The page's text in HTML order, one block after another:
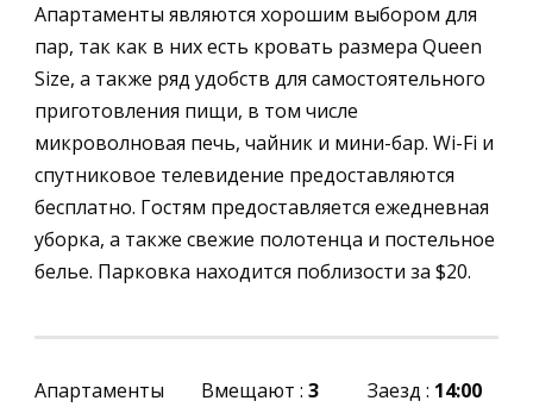
Апартаменты являются хорошим выбором для
пар, так как в них есть кровать размера Queen
Size, а также ряд удобств для самостоятельного
приготовления пищи, в том числе
микроволновая печь, чайник и мини-бар. Wi-Fi и
спутниковое телевидение предоставляются
бесплатно. Гостям предоставляется ежедневная
уборка, а также свежие полотенца и постельное
белье. Парковка находится поблизости за $20.
Апартаменты Вмещают : 3 Заезд : 14:00